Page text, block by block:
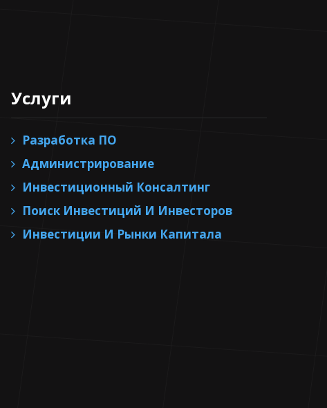
Услуги
Разработка ПО
Администрирование
Инвестиционный Консалтинг
Поиск Инвестиций И Инвесторов
Инвестиции И Рынки Капитала